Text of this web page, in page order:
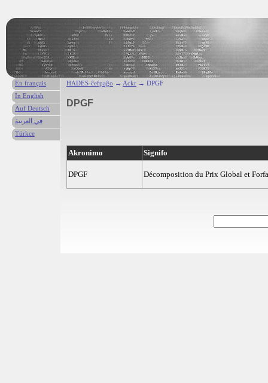
HADES-ĉefpaĝo → Ackr → DPGF
DPGF
Akronimo Signifo
DPGF Décomposition du Prix Global et
En français
In English
Auf Deutsch
في العربية
Türkce